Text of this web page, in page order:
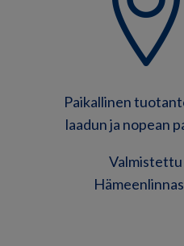
Paikallinen
laadun ja nopean
Valmistettu